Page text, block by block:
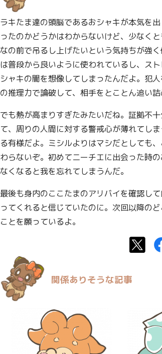
ラキたま達の頭脳であるおシャキが本気を
ったのかどうかはわからないけど、少なく
なの前で吊るし上げたいという気持ちが強
は普段から良いように使われているし、ス
シャキの闇を想像してしまったんだよ。犯
の推理力で論破して、相手をとことん追い詰
でも熱が高まりすぎたみたいだね。証拠不
て、周りの人間に対する警戒心が薄れてし
る有様だよ。ミシルよりはマシだとしても
わらないぞ。初めてニーチエに出会った時
なくなると我を忘れてしまうんだ。
最後も身内のここたまのアリバイを確認し
ってくれると信じていたのに。次回以降の
ことを願っているよ。
関係ありそうな記事